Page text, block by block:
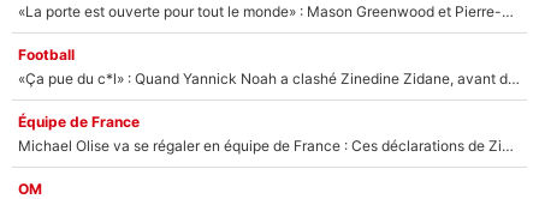
«La porte est ouverte pour tout le monde» : Mason Greenwood et Pierre-Emerick Aubameyang ont quitté l'OM, Amine Gouiri balance sur la suite du mercato et sur la réaction du vestiaire !
Football
«Ça pue du c*l» : Quand Yannick Noah a clashé Zinedine Zidane, avant de se faire recadrer par le nouveau sélectionneur de l'équipe de France !
Équipe de France
Michael Olise va se régaler en équipe de France : Ces déclarations de Zinedine Zidane qui prouvent qu'il va tout miser sur la star du Bayern Munich !
OM